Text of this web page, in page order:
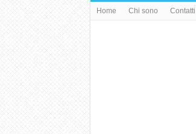
Home Chi sono Contatti